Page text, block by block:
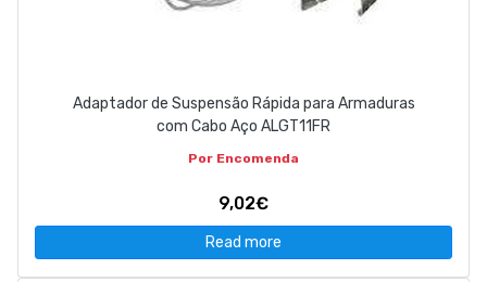
Adaptador de Suspensão Rápida para Armaduras
com Cabo Aço ALGT11FR
Por Encomenda
9,02€
Read more